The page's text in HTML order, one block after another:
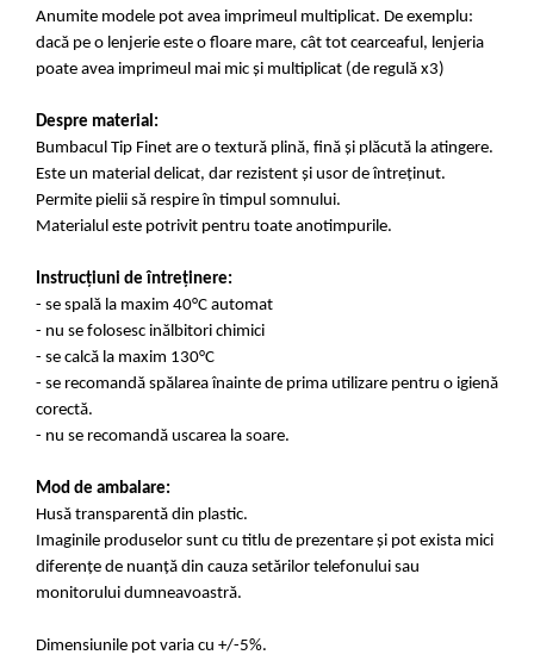
Anumite modele pot avea imprimeul multiplicat. De exemplu:
dacă pe o lenjerie este o floare mare, cât tot cearceaful, lenjeria
poate avea imprimeul mai mic și multiplicat (de regulă x3)
Despre material:
Bumbacul Tip Finet are o textură plină, fină și plăcută la atingere.
Este un material delicat, dar rezistent și usor de întreținut.
Permite pielii să respire în timpul somnului.
Materialul este potrivit pentru toate anotimpurile.
Instrucțiuni de întreținere:
- se spală la maxim 40°C automat
- nu se folosesc inălbitori chimici
- se calcă la maxim 130°C
- se recomandă spălarea înainte de prima utilizare pentru o igienă
corectă.
- nu se recomandă uscarea la soare.
Mod de ambalare:
Husă transparentă din plastic.
Imaginile produselor sunt cu titlu de prezentare și pot exista mici
diferențe de nuanță din cauza setărilor telefonului sau
monitorului dumneavoastră.
Dimensiunile pot varia cu +/-5%.